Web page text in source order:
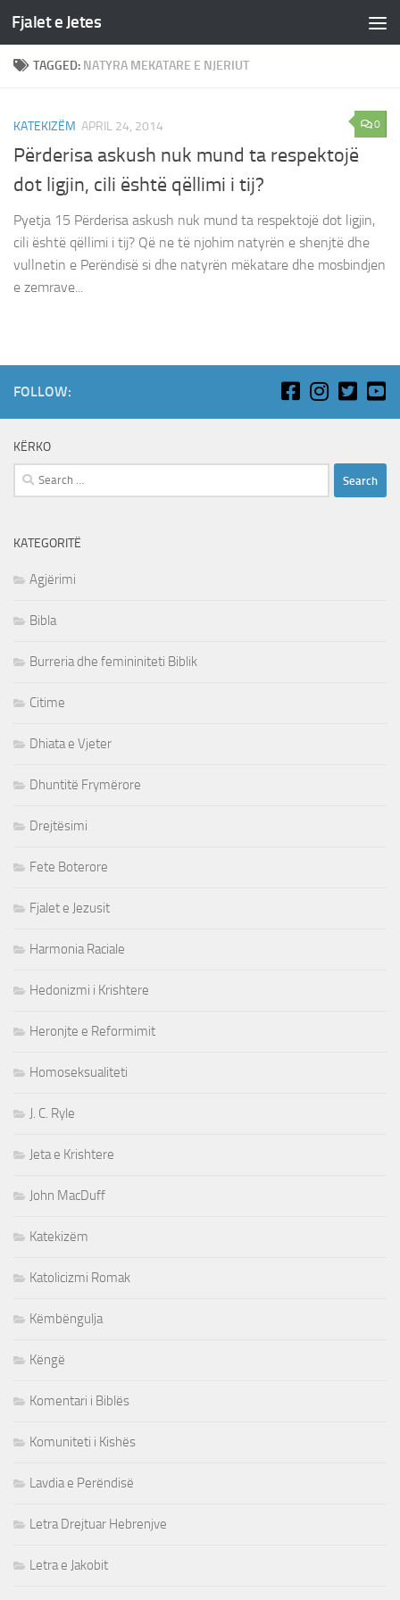
Skip to content
Fjalet e Jetes
TAGGED: NATYRA MEKATARE E NJERIUT
0
KATEKIZËM APRIL 24, 2014
Përderisa askush nuk mund ta respektojë
dot ligjin, cili është qëllimi i tij?
Pyetja 15 Përderisa askush nuk mund ta respektojë dot ligjin,
cili është qëllimi i tij? Që ne të njohim natyrën e shenjtë dhe
vullnetin e Perëndisë si dhe natyrën mëkatare dhe mosbindjen
e zemrave...
FOLLOW:
KËRKO
Search
for:
KATEGORITË
Agjërimi
Bibla
Burreria dhe femininiteti Biblik
Citime
Dhiata e Vjeter
Dhuntitë Frymërore
Drejtësimi
Fete Boterore
Fjalet e Jezusit
Harmonia Raciale
Hedonizmi i Krishtere
Heronjte e Reformimit
Homoseksualiteti
J. C. Ryle
Jeta e Krishtere
John MacDuff
Katekizëm
Katolicizmi Romak
Këmbëngulja
Këngë
Komentari i Biblës
Komuniteti i Kishës
Lavdia e Perëndisë
Letra Drejtuar Hebrenjve
Letra e Jakobit